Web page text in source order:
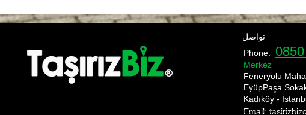
تواصل
Phone:
Merkez
​Feneryolu
EyüpPaşa
Kadıköy -
Email:
Pnakliyat fulya nakliyat şişli evden eve nakliyat ANI TAŞIMACILIK ani anı home anı kargo anı nakliyat anı shipping